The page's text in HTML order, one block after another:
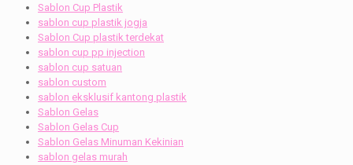
Sablon Cup Plastik
sablon cup plastik jogja
Sablon Cup plastik terdekat
sablon cup pp injection
sablon cup satuan
sablon custom
sablon eksklusif kantong plastik
Sablon Gelas
Sablon Gelas Cup
Sablon Gelas Minuman Kekinian
sablon gelas murah